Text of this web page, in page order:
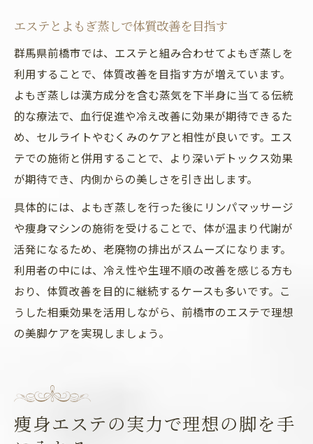
エステとよもぎ蒸しで体質改善を目指す
群馬県前橋市では、エステと組み合わせてよもぎ蒸しを
利用することで、体質改善を目指す方が増えています。
よもぎ蒸しは漢方成分を含む蒸気を下半身に当てる伝統
的な療法で、血行促進や冷え改善に効果が期待できるた
め、セルライトやむくみのケアと相性が良いです。エス
テでの施術と併用することで、より深いデトックス効果
が期待でき、内側からの美しさを引き出します。
具体的には、よもぎ蒸しを行った後にリンパマッサージ
や痩身マシンの施術を受けることで、体が温まり代謝が
活発になるため、老廃物の排出がスムーズになります。
利用者の中には、冷え性や生理不順の改善を感じる方も
おり、体質改善を目的に継続するケースも多いです。こ
うした相乗効果を活用しながら、前橋市のエステで理想
の美脚ケアを実現しましょう。
痩身エステの実力で理想の脚を手